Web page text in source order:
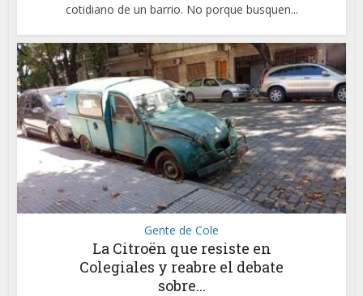
cotidiano de un barrio. No porque busquen...
Gente de Cole
La Citroën que resiste en
Colegiales y reabre el debate
sobre...